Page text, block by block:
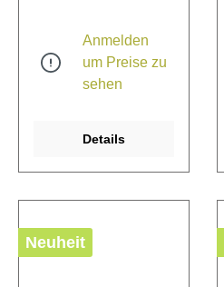
Anmelden
um Preise zu
sehen
Details
Neuheit